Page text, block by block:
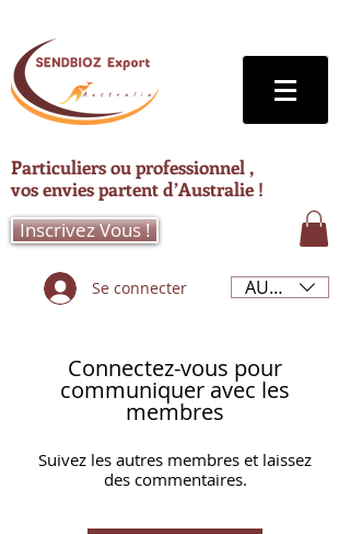
Particuliers ou professionnel ,
vos envies partent d’Australie !
Inscrivez Vous !
Se connecter AUD (AU$)
Connectez-vous pour
communiquer avec les
membres
Suivez les autres membres et laissez
des commentaires.